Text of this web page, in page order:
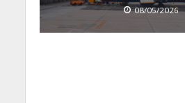
08/05/2026